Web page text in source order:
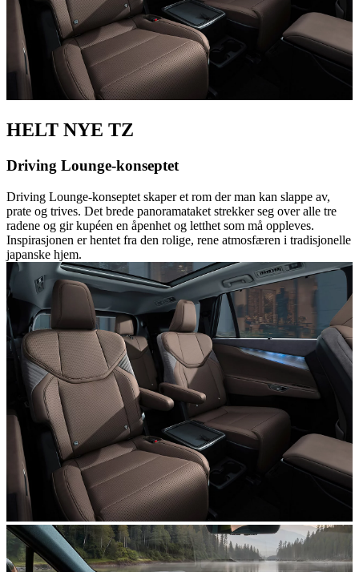
HELT NYE TZ
Driving Lounge-konseptet
Driving Lounge-konseptet skaper et rom der man kan slappe av,
prate og trives. Det brede panoramataket strekker seg over alle tre
radene og gir kupéen en åpenhet og letthet som må oppleves.
Inspirasjonen er hentet fra den rolige, rene atmosfæren i tradisjonelle
japanske hjem.